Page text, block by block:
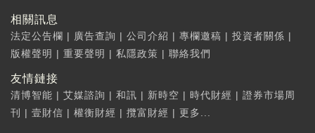
相關訊息
法定公告欄 | 廣告查詢 | 公司介紹 | 專欄邀稿 | 投資者關係 |
版權聲明 | 重要聲明 | 私隱政策 | 聯絡我們
友情鏈接
清博智能 | 艾媒諮詢 | 和訊 | 新時空 | 時代財經 | 證券市場周
刊
| 壹財信 | 權衡財經 | 攬富財經 | 更多...